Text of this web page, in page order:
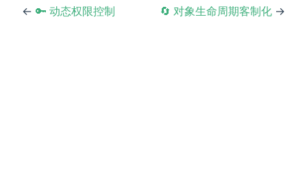
← 🔑 动态权限控制 🔄 对象生命周期客制化 →